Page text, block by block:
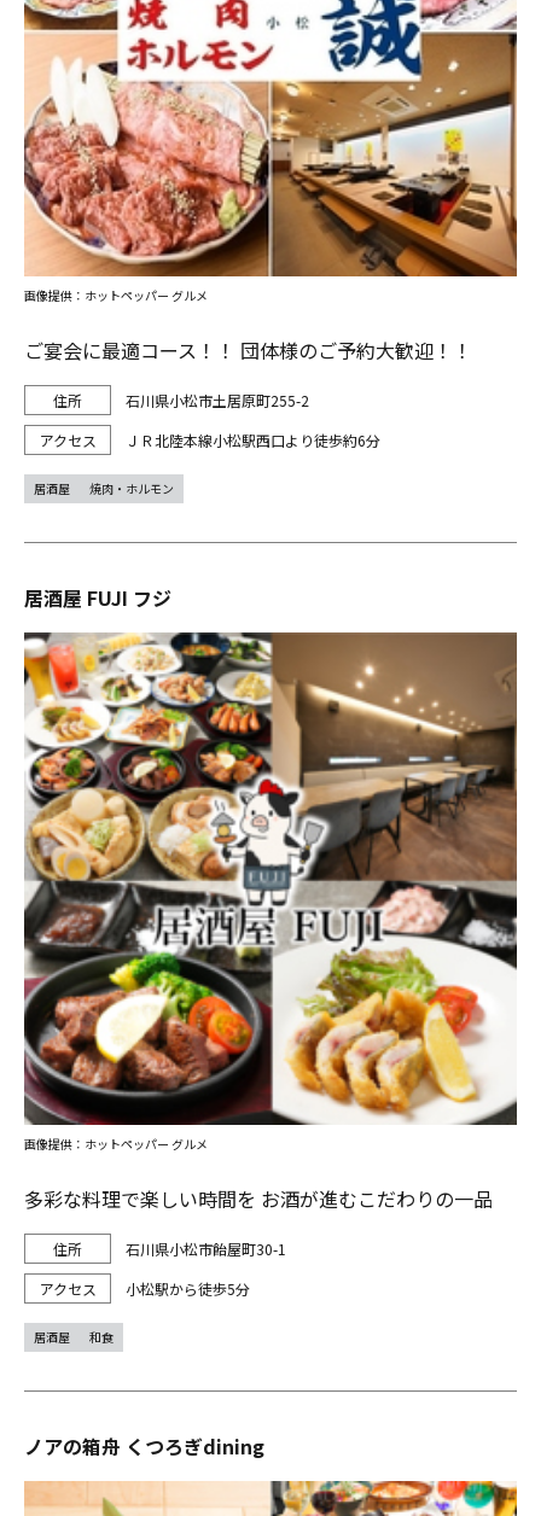
ご宴会に最適コース！！ 団体様のご予約大歓迎！！
石川県小松市土居原町255-2
ＪＲ北陸本線小松駅西口より徒歩約6分
画像提供：ホットペッパー グルメ
居酒屋 焼肉・ホルモン
居酒屋 FUJI フジ
多彩な料理で楽しい時間を お酒が進むこだわりの一品
石川県小松市飴屋町30-1
小松駅から徒歩5分
画像提供：ホットペッパー グルメ
居酒屋 和食
ノアの箱舟 くつろぎdining